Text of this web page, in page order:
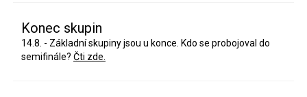
Konec skupin
14.8. - Základní skupiny jsou u konce. Kdo se probojoval do
semifinále? Čti zde.